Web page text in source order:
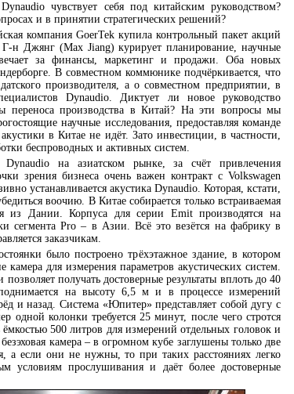
чувствует себя под китайским руководством?
и в принятии стратегических решений?
компания GoerTek купила контрольный пакет акций
н Джянг (Max Jiang) курирует планирование, научные
за финансы, маркетинг и продажи. Оба новых
В совместном коммюнике подчёркивается, что
производителя, а о совместном предприятии, в
Dynaudio. Диктует ли новое руководство
производства в Китай? На эти вопросы мы
научные исследования, предоставляя команде
в Китае не идёт. Зато инвестиции, в частности,
беспроводных и активных систем.
Dynaudio на азиатском рынке, за счёт привлечения
зрения бизнеса очень важен контракт с Volkswagen
устанавливается акустика Dynaudio. Которая, кстати,
воочию. В Китае собирается только встраиваемая
из Дании. Корпуса для серии Emit производятся на
сегмента Pro – в Азии. Всё это везётся на фабрику в
заказчикам.
было построено трёхэтажное здание, в котором
для измерения параметров акустических систем.
получать достоверные результаты вплоть до 40
на высоту 6,5 м и в процессе измерений
и назад. Система «Юпитер» представляет собой дугу с
колонки требуется 25 минут, после чего стротся
500 литров для измерений отдельных головок и
камера – в огромном кубе заглушены только две
а если они не нужны, то при таких расстояниях легко
условиям прослушивания и даёт более достоверные